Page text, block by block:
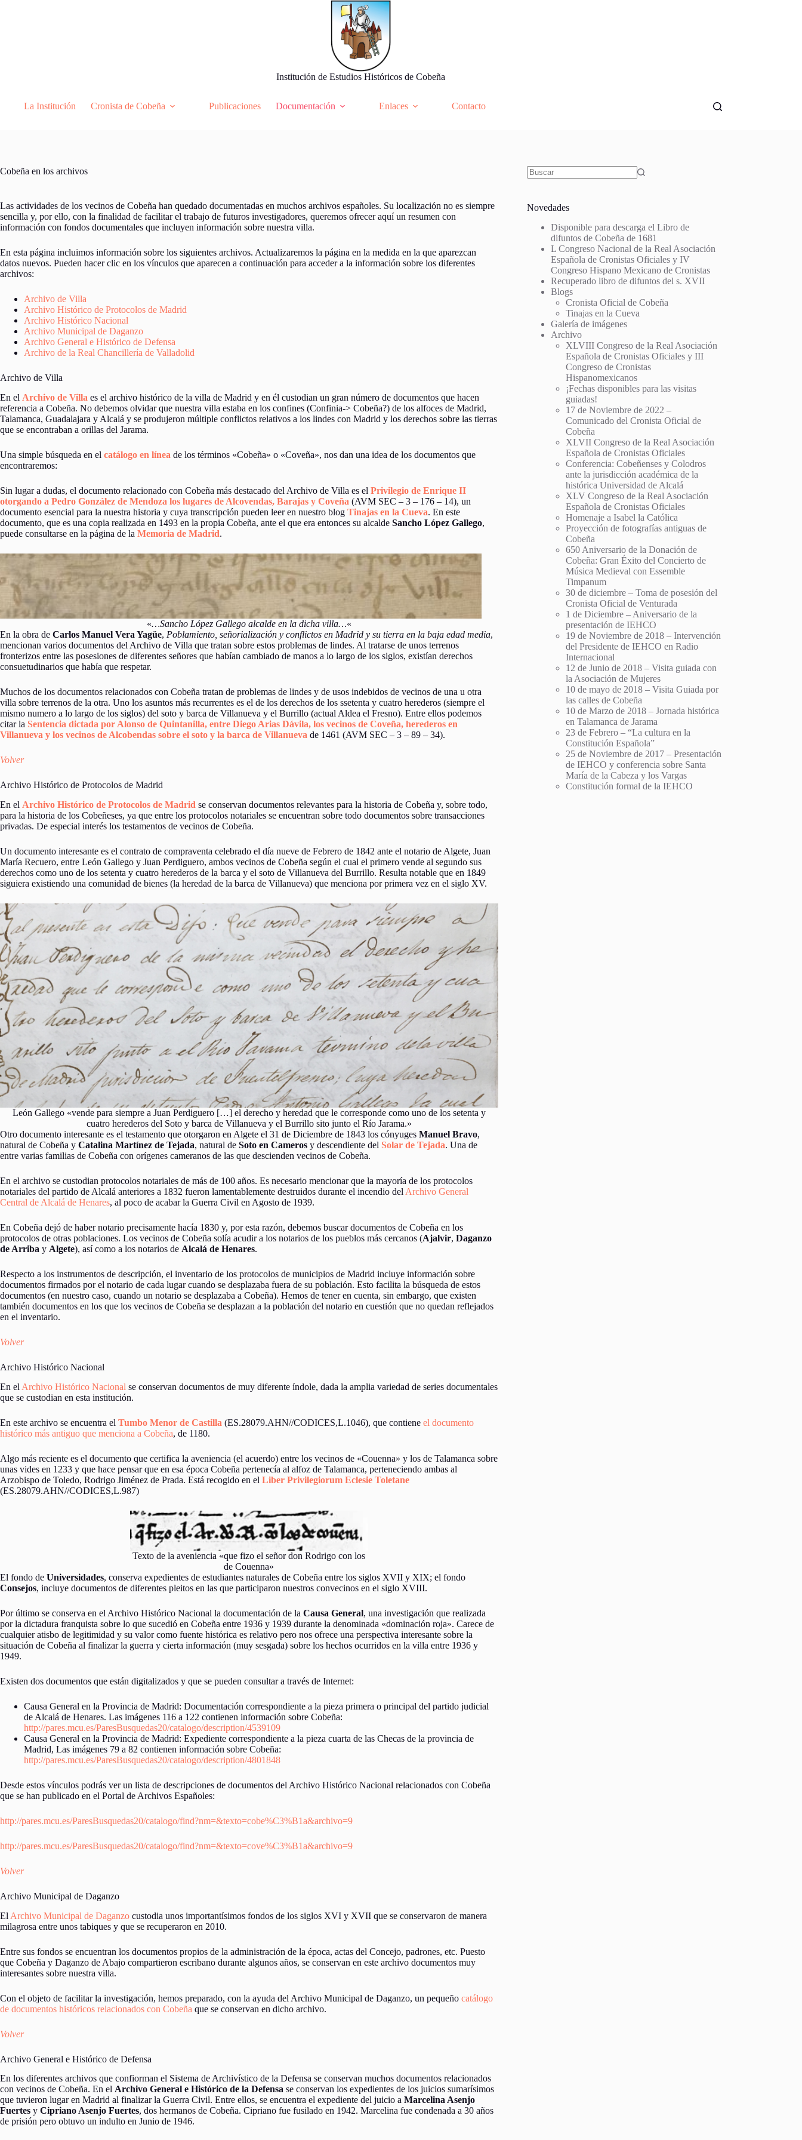
Institución de Estudios Históricos de Cobeña
La Institución Cronista de Cobeña Publicaciones Documentación Enlaces Contacto
Cobeña en los archivos
Las actividades de los vecinos de Cobeña han quedado documentadas en muchos archivos españoles. Su localización no es siempre
sencilla y, por ello, con la finalidad de facilitar el trabajo de futuros investigadores, queremos ofrecer aquí un resumen con
información con fondos documentales que incluyen información sobre nuestra villa.
En esta página incluimos información sobre los siguientes archivos. Actualizaremos la página en la medida en la que aparezcan
datos nuevos. Pueden hacer clic en los vínculos que aparecen a continuación para acceder a la información sobre los diferentes
archivos:
Archivo de Villa
Archivo Histórico de Protocolos de Madrid
Archivo Histórico Nacional
Archivo Municipal de Daganzo
Archivo General e Histórico de Defensa
Archivo de la Real Chancillería de Valladolid
Archivo de Villa
En el Archivo de Villa es el archivo histórico de la villa de Madrid y en él custodian un gran número de documentos que hacen
referencia a Cobeña. No debemos olvidar que nuestra villa estaba en los confines (Confinia-> Cobeña?) de los alfoces de Madrid,
Talamanca, Guadalajara y Alcalá y se produjeron múltiple conflictos relativos a los lindes con Madrid y los derechos sobre las tierras
que se encontraban a orillas del Jarama.
Una simple búsqueda en el catálogo en línea de los términos «Cobeña» o «Coveña», nos dan una idea de los documentos que
encontraremos:
Sin lugar a dudas, el documento relacionado con Cobeña más destacado del Archivo de Villa es el Privilegio de Enrique II
otorgando a Pedro González de Mendoza los lugares de Alcovendas, Barajas y Coveña (AVM SEC – 3 – 176 – 14), un
documento esencial para la nuestra historia y cuya transcripción pueden leer en nuestro blog Tinajas en la Cueva. En este
documento, que es una copia realizada en 1493 en la propia Cobeña, ante el que era entonces su alcalde Sancho López Gallego,
puede consultarse en la página de la Memoria de Madrid.
«…Sancho López Gallego alcalde en la dicha villa…«
En la obra de Carlos Manuel Vera Yagüe, Poblamiento, señorialización y conflictos en Madrid y su tierra en la baja edad media,
mencionan varios documentos del Archivo de Villa que tratan sobre estos problemas de lindes. Al tratarse de unos terrenos
fronterizos entre las posesiones de diferentes señores que habían cambiado de manos a lo largo de los siglos, existían derechos
consuetudinarios que había que respetar.
Muchos de los documentos relacionados con Cobeña tratan de problemas de lindes y de usos indebidos de vecinos de una u otra
villa sobre terrenos de la otra. Uno los asuntos más recurrentes es el de los derechos de los ssetenta y cuatro herederos (siempre el
mismo numero a lo largo de los siglos) del soto y barca de Villanueva y el Burrillo (actual Aldea el Fresno). Entre ellos podemos
citar la Sentencia dictada por Alonso de Quintanilla, entre Diego Arias Dávila, los vecinos de Coveña, herederos en
Villanueva y los vecinos de Alcobendas sobre el soto y la barca de Villanueva de 1461 (AVM SEC – 3 – 89 – 34).
Volver
Archivo Histórico de Protocolos de Madrid
En el Archivo Histórico de Protocolos de Madrid se conservan documentos relevantes para la historia de Cobeña y, sobre todo,
para la historia de los Cobeñeses, ya que entre los protocolos notariales se encuentran sobre todo documentos sobre transacciones
privadas. De especial interés los testamentos de vecinos de Cobeña.
Un documento interesante es el contrato de compraventa celebrado el día nueve de Febrero de 1842 ante el notario de Algete, Juan
María Recuero, entre León Gallego y Juan Perdiguero, ambos vecinos de Cobeña según el cual el primero vende al segundo sus
derechos como uno de los setenta y cuatro herederos de la barca y el soto de Villanueva del Burrillo. Resulta notable que en 1849
siguiera existiendo una comunidad de bienes (la heredad de la barca de Villanueva) que menciona por primera vez en el siglo XV.
León Gallego «vende para siempre a Juan Perdiguero […] el derecho y heredad que le corresponde como uno de los setenta y
cuatro herederos del Soto y barca de Villanueva y el Burrillo sito junto el Río Jarama.»
Otro documento interesante es el testamento que otorgaron en Algete el 31 de Diciembre de 1843 los cónyuges Manuel Bravo,
natural de Cobeña y Catalina Martínez de Tejada, natural de Soto en Cameros y descendiente del Solar de Tejada. Una de
entre varias familias de Cobeña con orígenes cameranos de las que descienden vecinos de Cobeña.
En el archivo se custodian protocolos notariales de más de 100 años. Es necesario mencionar que la mayoría de los protocolos
notariales del partido de Alcalá anteriores a 1832 fueron lamentablemente destruidos durante el incendio del Archivo General
Central de Alcalá de Henares, al poco de acabar la Guerra Civil en Agosto de 1939.
En Cobeña dejó de haber notario precisamente hacía 1830 y, por esta razón, debemos buscar documentos de Cobeña en los
protocolos de otras poblaciones. Los vecinos de Cobeña solía acudir a los notarios de los pueblos más cercanos (Ajalvir, Daganzo
de Arriba y Algete), así como a los notarios de Alcalá de Henares.
Respecto a los instrumentos de descripción, el inventario de los protocolos de municipios de Madrid incluye información sobre
documentos firmados por el notario de cada lugar cuando se desplazaba fuera de su población. Esto facilita la búsqueda de estos
documentos (en nuestro caso, cuando un notario se desplazaba a Cobeña). Hemos de tener en cuenta, sin embargo, que existen
también documentos en los que los vecinos de Cobeña se desplazan a la población del notario en cuestión que no quedan reflejados
en el inventario.
Volver
Archivo Histórico Nacional
En el Archivo Histórico Nacional se conservan documentos de muy diferente índole, dada la amplia variedad de series documentales
que se custodian en esta institución.
En este archivo se encuentra el Tumbo Menor de Castilla (ES.28079.AHN//CODICES,L.1046), que contiene el documento
histórico más antiguo que menciona a Cobeña, de 1180.
Algo más reciente es el documento que certifica la aveniencia (el acuerdo) entre los vecinos de «Couenna» y los de Talamanca sobre
unas vides en 1233 y que hace pensar que en esa época Cobeña pertenecía al alfoz de Talamanca, perteneciendo ambas al
Arzobispo de Toledo, Rodrigo Jiménez de Prada. Está recogido en el Liber Privilegiorum Eclesie Toletane
(ES.28079.AHN//CODICES,L.987)
Texto de la aveniencia «que fizo el señor don Rodrigo con los
de Couenna»
El fondo de Universidades, conserva expedientes de estudiantes naturales de Cobeña entre los siglos XVII y XIX; el fondo
Consejos, incluye documentos de diferentes pleitos en las que participaron nuestros convecinos en el siglo XVIII.
Por último se conserva en el Archivo Histórico Nacional la documentación de la Causa General, una investigación que realizada
por la dictadura franquista sobre lo que sucedió en Cobeña entre 1936 y 1939 durante la denominada «dominación roja». Carece de
cualquier atisbo de legitimidad y su valor como fuente histórica es relativo pero nos ofrece una perspectiva interesante sobre la
situación de Cobeña al finalizar la guerra y cierta información (muy sesgada) sobre los hechos ocurridos en la villa entre 1936 y
1949.
Existen dos documentos que están digitalizados y que se pueden consultar a través de Internet:
Causa General en la Provincia de Madrid: Documentación correspondiente a la pieza primera o principal del partido judicial
de Alcalá de Henares. Las imágenes 116 a 122 contienen información sobre Cobeña:
http://pares.mcu.es/ParesBusquedas20/catalogo/description/4539109
Causa General en la Provincia de Madrid: Expediente correspondiente a la pieza cuarta de las Checas de la provincia de
Madrid, Las imágenes 79 a 82 contienen información sobre Cobeña:
http://pares.mcu.es/ParesBusquedas20/catalogo/description/4801848
Desde estos vínculos podrás ver un lista de descripciones de documentos del Archivo Histórico Nacional relacionados con Cobeña
que se han publicado en el Portal de Archivos Españoles:
http://pares.mcu.es/ParesBusquedas20/catalogo/find?nm=&texto=cobe%C3%B1a&archivo=9
http://pares.mcu.es/ParesBusquedas20/catalogo/find?nm=&texto=cove%C3%B1a&archivo=9
Volver
Archivo Municipal de Daganzo
El Archivo Municipal de Daganzo custodia unos importantísimos fondos de los siglos XVI y XVII que se conservaron de manera
milagrosa entre unos tabiques y que se recuperaron en 2010.
Entre sus fondos se encuentran los documentos propios de la administración de la época, actas del Concejo, padrones, etc. Puesto
que Cobeña y Daganzo de Abajo compartieron escribano durante algunos años, se conservan en este archivo documentos muy
interesantes sobre nuestra villa.
Con el objeto de facilitar la investigación, hemos preparado, con la ayuda del Archivo Municipal de Daganzo, un pequeño catálogo
de documentos históricos relacionados con Cobeña que se conservan en dicho archivo.
Volver
Archivo General e Histórico de Defensa
En los diferentes archivos que confiorman el Sistema de Archivístico de la Defensa se conservan muchos documentos relacionados
con vecinos de Cobeña. En el Archivo General e Histórico de la Defensa se conservan los expedientes de los juicios sumarísimos
que tuvieron lugar en Madrid al finalizar la Guerra Civil. Entre ellos, se encuentra el expediente del juicio a Marcelina Asenjo
Fuertes y Cipriano Asenjo Fuertes, dos hermanos de Cobeña. Cipriano fue fusilado en 1942. Marcelina fue condenada a 30 años
de prisión pero obtuvo un indulto en Junio de 1946.
Novedades
Disponible para descarga el Libro de
difuntos de Cobeña de 1681
L Congreso Nacional de la Real Asociación
Española de Cronistas Oficiales y IV
Congreso Hispano Mexicano de Cronistas
Recuperado libro de difuntos del s. XVII
Blogs
Cronista Oficial de Cobeña
Tinajas en la Cueva
Galería de imágenes
Archivo
XLVIII Congreso de la Real Asociación
Española de Cronistas Oficiales y III
Congreso de Cronistas
Hispanomexicanos
¡Fechas disponibles para las visitas
guiadas!
17 de Noviembre de 2022 –
Comunicado del Cronista Oficial de
Cobeña
XLVII Congreso de la Real Asociación
Española de Cronistas Oficiales
Conferencia: Cobeñenses y Colodros
ante la jurisdicción académica de la
histórica Universidad de Alcalá
XLV Congreso de la Real Asociación
Española de Cronistas Oficiales
Homenaje a Isabel la Católica
Proyección de fotografías antiguas de
Cobeña
650 Aniversario de la Donación de
Cobeña: Gran Éxito del Concierto de
Música Medieval con Essemble
Timpanum
30 de diciembre – Toma de posesión del
Cronista Oficial de Venturada
1 de Diciembre – Aniversario de la
presentación de IEHCO
19 de Noviembre de 2018 – Intervención
del Presidente de IEHCO en Radio
Internacional
12 de Junio de 2018 – Visita guiada con
la Asociación de Mujeres
10 de mayo de 2018 – Visita Guiada por
las calles de Cobeña
10 de Marzo de 2018 – Jornada histórica
en Talamanca de Jarama
23 de Febrero – “La cultura en la
Constitución Española”
25 de Noviembre de 2017 – Presentación
de IEHCO y conferencia sobre Santa
María de la Cabeza y los Vargas
Constitución formal de la IEHCO